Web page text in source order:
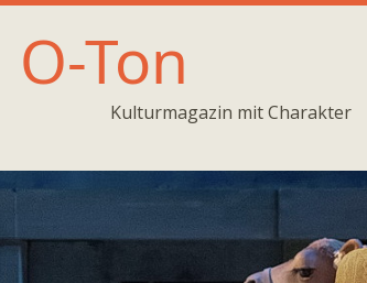
O-Ton
Kulturmagazin mit Charakter